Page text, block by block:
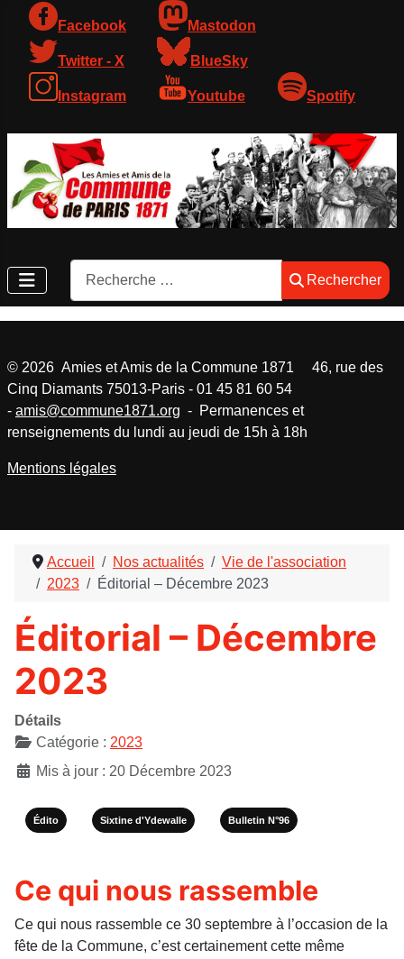
Facebook Mastodon
Twitter - X BlueSky
Instagram Youtube Spotify
Rechercher
Rechercher
Accueil Nos actualités
Vie de l'association
2023
Éditorial – Décembre 2023
Éditorial – Décembre
2023
Détails
Catégorie : 2023
Mis à jour : 20 Décembre 2023
Édito Sixtine d'Ydewalle Bulletin N°96
Ce qui nous rassemble
Ce qui nous rassemble ce 30 sep­tembre à l’occasion de la
fête de la Commune, c’est certaine­ment cette même
© 2026 Amies et Amis de la Commune 1871 46, rue des
Cinq Diamants 75013-Paris - 01 45 81 60 54
- amis@commune1871.org - Permanences et
renseignements du lundi au jeudi de 15h à 18h
Mentions légales